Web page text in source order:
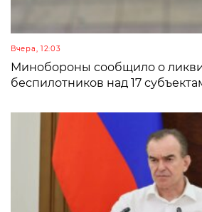
Вчера, 12:03
Минобороны сообщило о
беспилотников над 17